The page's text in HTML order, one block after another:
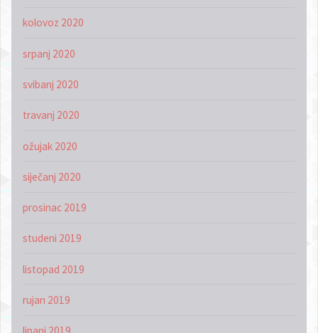
kolovoz 2020
srpanj 2020
svibanj 2020
travanj 2020
ožujak 2020
siječanj 2020
prosinac 2019
studeni 2019
listopad 2019
rujan 2019